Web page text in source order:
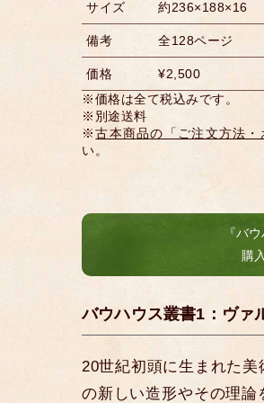
サイズ 約236×188×16
備考 全128ページ
価格
¥2,500
※価格は全て税込みです。
※別途送料
※古本商品の「ご注文方法
い。
『バ
購
バウハウス叢書1：ヴァ
20世紀初頭に生まれた
の新しい造形やその理